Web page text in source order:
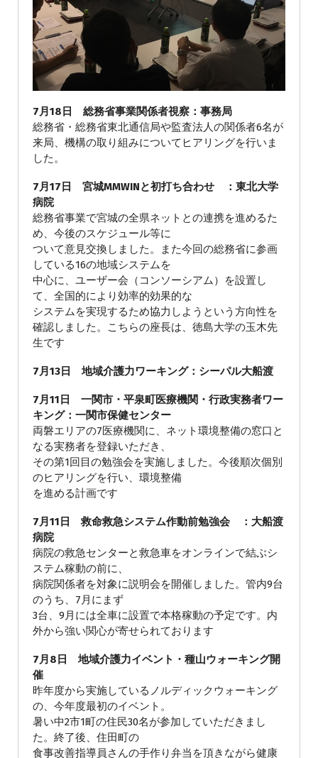
7月18日 総務省事業関係者視察：事務局
総務省・総務省東北通信局や監査法人の関係者6名が
来局、機構の取り組みについてヒアリングを行いま
した。
7月17日 宮城MMWINと初打ち合わせ ：東北大学
病院
総務省事業で宮城の全県ネットとの連携を進めるた
め、今後のスケジュール等に
ついて意見交換しました。また今回の総務省に参画
している16の地域システムを
中心に、ユーザー会（コンソーシアム）を設置し
て、全国的により効率的効果的な
システムを実現するため協力しようという方向性を
確認しました。こちらの座長は、徳島大学の玉木先
生です
7月13日 地域介護力ワーキング：シーパル大船渡
7月11日 一関市・平泉町医療機関・行政実務者ワー
キング：一関市保健センター
両磐エリアの7医療機関に、ネット環境整備の窓口と
なる実務者を登録いただき、
その第1回目の勉強会を実施しました。今後順次個別
のヒアリングを行い、環境整備
を進める計画です
7月11日 救命救急システム作動前勉強会 ：大船渡
病院
病院の救急センターと救急車をオンラインで結ぶシ
ステム稼動の前に、
病院関係者を対象に説明会を開催しました。管内9台
のうち、7月にまず
3台、9月には全車に設置で本格稼動の予定です。内
外から強い関心が寄せられております
7月8日 地域介護力イベント・種山ウォーキング開
催
昨年度から実施しているノルディックウォーキング
の、今年度最初のイベント。
暑い中2市1町の住民30名が参加していただきまし
た。終了後、住田町の
食事改善指導員さんの手作り弁当を頂きながら健康